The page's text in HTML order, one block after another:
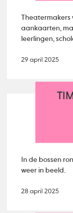
aankaarten,
leerlingen,
29 april 2025
In de bossen
weer in beeld.
28 april 2025